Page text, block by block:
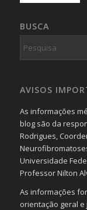
BUSCA
AVISOS
As informações
blog são da
Rodrigues,
Universidade
Professor Nilton
As informações
orientação geral